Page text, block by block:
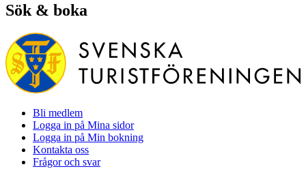
Sök & boka
Bli medlem
Logga in på Mina sidor
Logga in på Min bokning
Kontakta oss
Frågor och svar